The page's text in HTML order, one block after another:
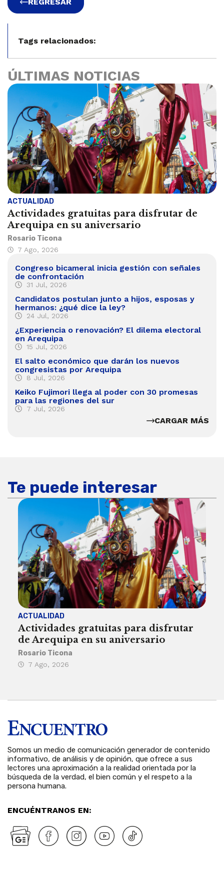
Tags relacionados:
ÚLTIMAS NOTICIAS
ACTUALIDAD
Actividades gratuitas para disfrutar de
Arequipa en su aniversario
Rosario Ticona
7 Ago, 2026
Congreso bicameral inicia gestión con señales
de confrontación
31 Jul, 2026
Candidatos postulan junto a hijos, esposas y
hermanos: ¿qué dice la ley?
24 Jul, 2026
¿Experiencia o renovación? El dilema electoral
en Arequipa
15 Jul, 2026
El salto económico que darán los nuevos
congresistas por Arequipa
8 Jul, 2026
Keiko Fujimori llega al poder con 30 promesas
para las regiones del sur
7 Jul, 2026
CARGAR MÁS
Te puede interesar
ACTUALIDAD
Actividades gratuitas para disfrutar
de Arequipa en su aniversario
Rosario Ticona
7 Ago, 2026
Somos un medio de comunicación generador de contenido
informativo, de análisis y de opinión, que ofrece a sus
lectores una aproximación a la realidad orientada por la
búsqueda de la verdad, el bien común y el respeto a la
persona humana.
ENCUÉNTRANOS EN: